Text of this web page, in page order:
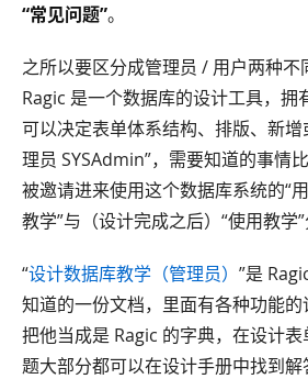
“常见问题”。
之所以要区分成管理员 / 用户两种不
Ragic 是一个数据库的设计工具，拥
可以决定表单体系结构、排版、新增
理员 SYSAdmin”，需要知道的事情
被邀请进来使用这个数据库系统的“
教学”与（设计完成之后）“使用教学”
“设计数据库教学（管理员） ”是
知道的一份文档，里面有各种功能
把他当成是 Ragic 的字典，在设计
题大部分都可以在设计手册中找到解